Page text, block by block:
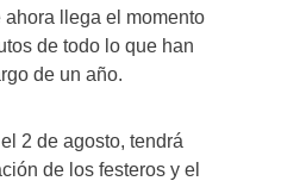
ahora llega el momento
de todo lo que han
de un año.
2 de agosto, tendrá
de los festeros y el